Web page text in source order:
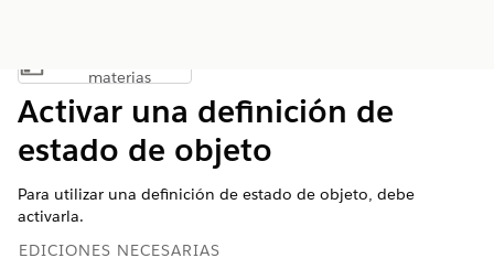
Mostrar índice de materias
materias
Activar una definición de
estado de objeto
Para utilizar una definición de estado de objeto, debe
activarla.
EDICIONES NECESARIAS